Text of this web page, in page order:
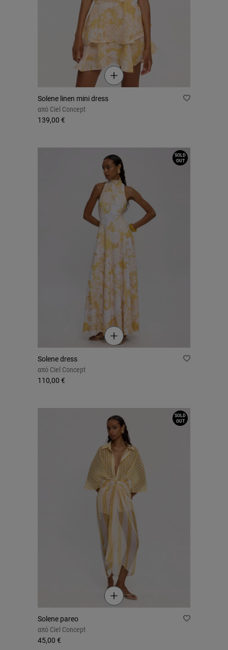
Solene linen mini dress
από Ciel Concept
139,00 €
Solene dress
από Ciel Concept
110,00 €
SOLD
OUT
Solene pareo
από Ciel Concept
45,00 €
SOLD
OUT